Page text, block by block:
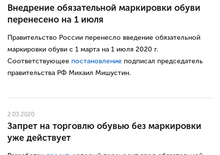
Внедрение обязательной маркировки обуви
перенесено на 1 июля
Правительство России перенесло введение обязательной
маркировки обуви с 1 марта на 1 июля 2020 г.
Соответствующее постановление подписал председатель
правительства РФ Михаил Мишустин.
2.03.2020
Запрет на торговлю обувью без маркировки
уже действует